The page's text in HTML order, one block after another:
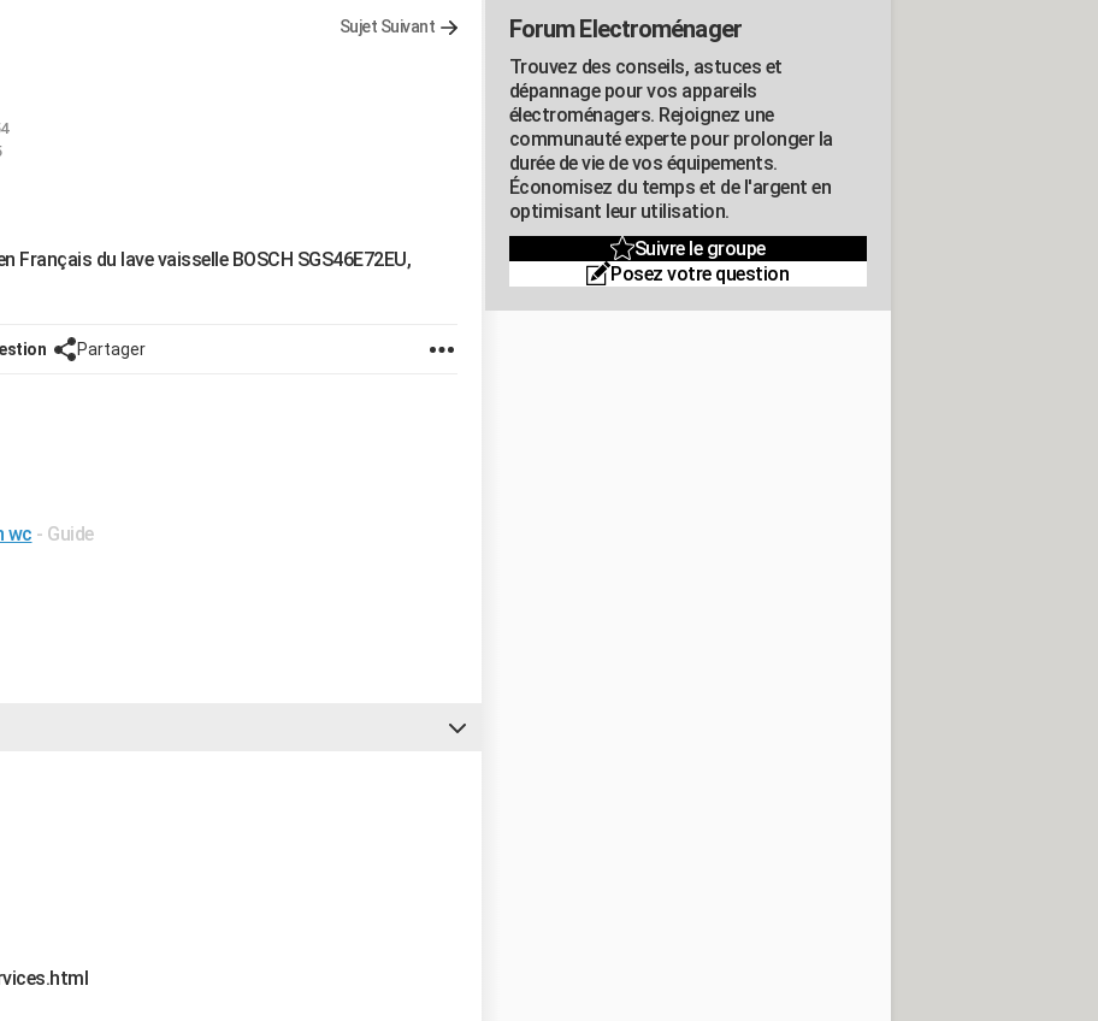
Sujet Suivant
Français du lave vaisselle BOSCH SGS46E72EU,
Partager
wc - Guide
Forum Electroménager
Trouvez des conseils, astuces et
dépannage pour vos appareils
électroménagers. Rejoignez une
communauté experte pour prolonger la
durée de vie de vos équipements.
Économisez du temps et de l'argent en
optimisant leur utilisation.
Suivre le groupe
Posez votre question